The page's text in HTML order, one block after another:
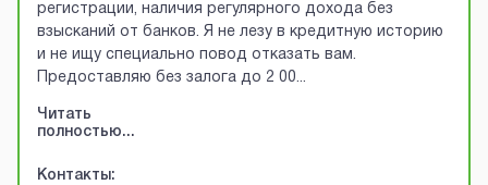
регистрации, наличия регулярного дохода без
взысканий от банков. Я не лезу в кредитную историю
и не ищу специально повод отказать вам.
Предоставляю без залога до 2 00...
Читать
полностью...
Контакты: